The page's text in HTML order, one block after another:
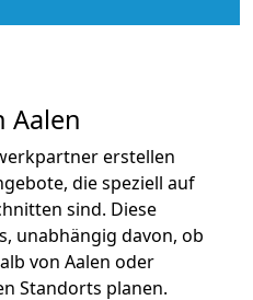
Aalen
erstellen
die speziell auf
sind. Diese
unabhängig davon, ob
von Aalen oder
Standorts planen.